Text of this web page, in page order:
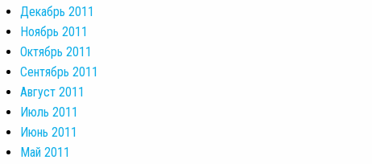
Декабрь 2011
Ноябрь 2011
Октябрь 2011
Сентябрь 2011
Август 2011
Июль 2011
Июнь 2011
Май 2011